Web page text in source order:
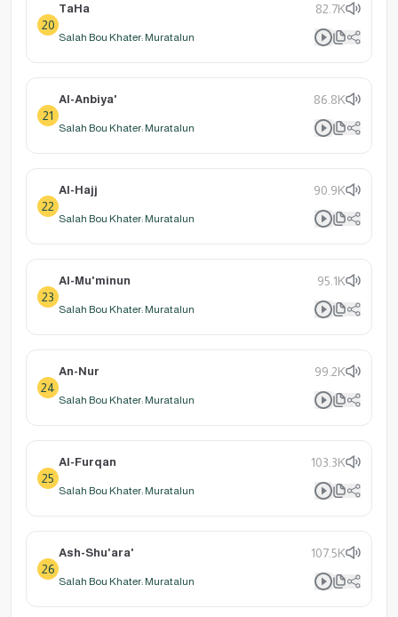
20
TaHa 82.7K
Salah Bou Khater: Muratalun
21
Al-Anbiya' 86.8K
Salah Bou Khater: Muratalun
22
Al-Hajj 90.9K
Salah Bou Khater: Muratalun
23
Al-Mu'minun 95.1K
Salah Bou Khater: Muratalun
24
An-Nur 99.2K
Salah Bou Khater: Muratalun
25
Al-Furqan 103.3K
Salah Bou Khater: Muratalun
26
Ash-Shu'ara' 107.5K
Salah Bou Khater: Muratalun